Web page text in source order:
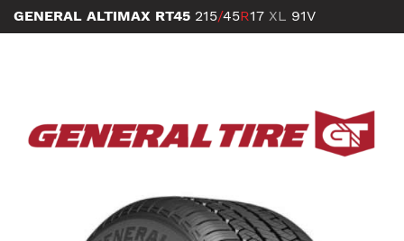
GENERAL ALTIMAX RT45 215/45R17 XL 91V